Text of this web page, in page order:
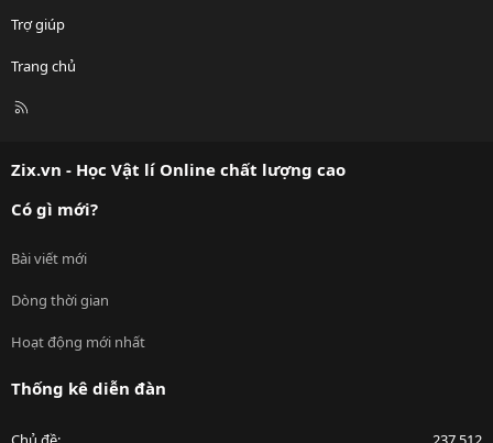
Trợ giúp
Trang chủ
R
Zix.vn - Học Vật lí Online chất lượng cao
Có gì mới?
Bài viết mới
Dòng thời gian
Hoạt động mới nhất
Thống kê diễn đàn